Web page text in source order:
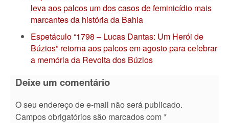
leva aos palcos um dos casos de feminicídio mais
marcantes da história da Bahia
Espetáculo “1798 – Lucas Dantas: Um Herói de
Búzios” retorna aos palcos em agosto para celebrar
a memória da Revolta dos Búzios
Deixe um comentário
O seu endereço de e-mail não será publicado.
Campos obrigatórios são marcados com *